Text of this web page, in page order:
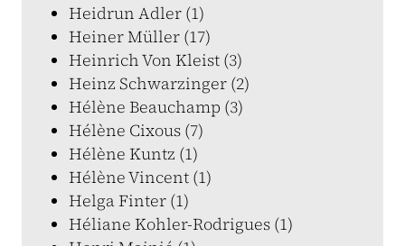
Heidrun Adler (1)
Heiner Müller (17)
Heinrich Von Kleist (3)
Heinz Schwarzinger (2)
Hélène Beauchamp (3)
Hélène Cixous (7)
Hélène Kuntz (1)
Hélène Vincent (1)
Helga Finter (1)
Héliane Kohler-Rodrigues (1)